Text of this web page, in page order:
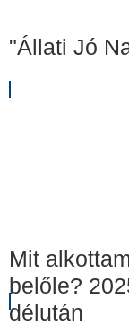
"Állati Jó
Mit
belőle?
délután